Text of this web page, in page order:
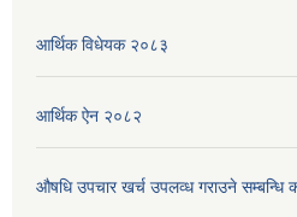
आर्थिक विधेयक २०८३
आर्थिक ऐन २०८२
औषधि उपचार खर्च उपलव्ध गराउने सम्बन्धि